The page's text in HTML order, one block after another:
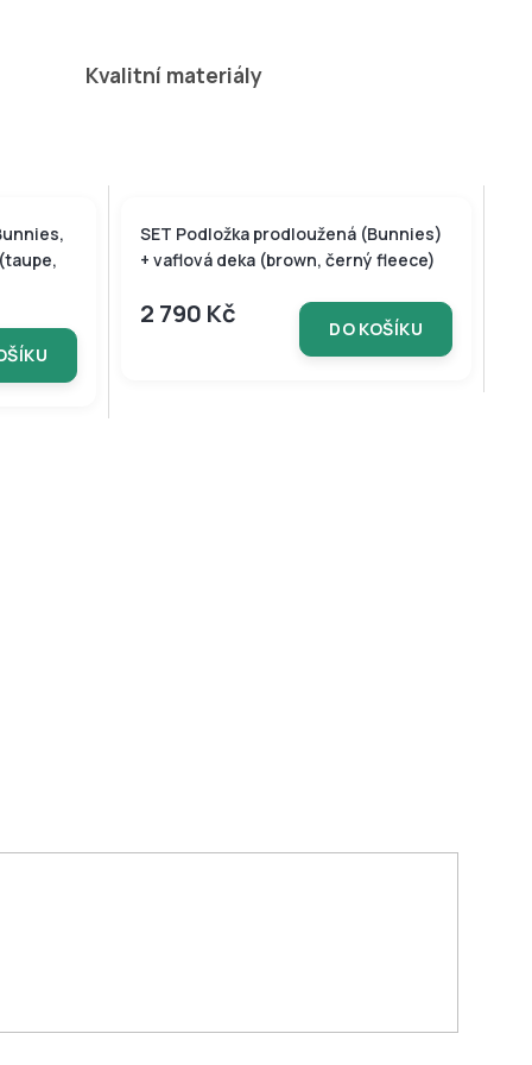
Kvalitní materiály
SET Podložka prodloužená (Bunnies)
+ vaflová deka (brown, černý fleece)
2 790 Kč DO KOŠÍKU